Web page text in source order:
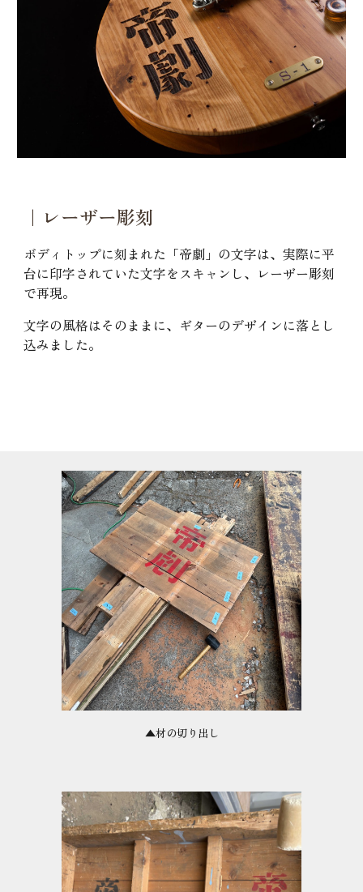
｜レーザー彫刻
ボディトップに刻まれた「帝劇」の文字は、実際に平
台に印字されていた文字をスキャンし、レーザー彫刻
で再現。
文字の風格はそのままに、ギターのデザインに落とし
込みました。
▲材の切り出し